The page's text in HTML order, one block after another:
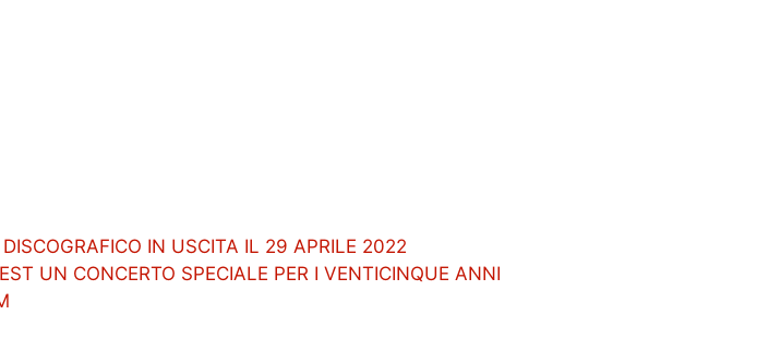
IN USCITA IL 29 APRILE 2022
UN CONCERTO SPECIALE PER I VENTICINQUE ANNI